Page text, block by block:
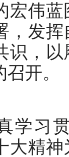
宏伟
，发
识，
开。
学习
大精